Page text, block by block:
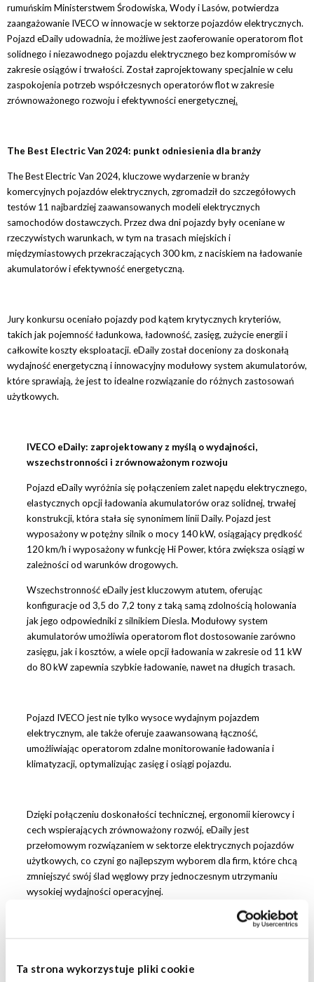
Ta strona wykorzystuje pliki cookie
rumuńskim Ministerstwem Środowiska, Wody i Lasów, potwierdza
zaangażowanie IVECO w innowacje w sektorze pojazdów elektrycznych.
Pojazd eDaily udowadnia, że możliwe jest zaoferowanie operatorom flot
solidnego i niezawodnego pojazdu elektrycznego bez kompromisów w
zakresie osiągów i trwałości. Został zaprojektowany specjalnie w celu
zaspokojenia potrzeb współczesnych operatorów flot w zakresie
zrównoważonego rozwoju i efektywności energetycznej.
The Best Electric Van 2024: punkt odniesienia dla branży
The Best Electric Van 2024, kluczowe wydarzenie w branży
komercyjnych pojazdów elektrycznych, zgromadził do szczegółowych
testów 11 najbardziej zaawansowanych modeli elektrycznych
samochodów dostawczych. Przez dwa dni pojazdy były oceniane w
rzeczywistych warunkach, w tym na trasach miejskich i
międzymiastowych przekraczających 300 km, z naciskiem na ładowanie
akumulatorów i efektywność energetyczną.
Jury konkursu oceniało pojazdy pod kątem krytycznych kryteriów,
takich jak pojemność ładunkowa, ładowność, zasięg, zużycie energii i
całkowite koszty eksploatacji. eDaily został doceniony za doskonałą
wydajność energetyczną i innowacyjny modułowy system akumulatorów,
które sprawiają, że jest to idealne rozwiązanie do różnych zastosowań
użytkowych.
IVECO eDaily: zaprojektowany z myślą o wydajności,
wszechstronności i zrównoważonym rozwoju
Pojazd eDaily wyróżnia się połączeniem zalet napędu elektrycznego,
elastycznych opcji ładowania akumulatorów oraz solidnej, trwałej
konstrukcji, która stała się synonimem linii Daily. Pojazd jest
wyposażony w potężny silnik o mocy 140 kW, osiągający prędkość
120 km/h i wyposażony w funkcję Hi Power, która zwiększa osiągi w
zależności od warunków drogowych.
Wszechstronność eDaily jest kluczowym atutem, oferując
konfiguracje od 3,5 do 7,2 tony z taką samą zdolnością holowania
jak jego odpowiedniki z silnikiem Diesla. Modułowy system
akumulatorów umożliwia operatorom flot dostosowanie zarówno
zasięgu, jak i kosztów, a wiele opcji ładowania w zakresie od 11 kW
do 80 kW zapewnia szybkie ładowanie, nawet na długich trasach.
Pojazd IVECO jest nie tylko wysoce wydajnym pojazdem
elektrycznym, ale także oferuje zaawansowaną łączność,
umożliwiając operatorom zdalne monitorowanie ładowania i
klimatyzacji, optymalizując zasięg i osiągi pojazdu.
Dzięki połączeniu doskonałości technicznej, ergonomii kierowcy i
cech wspierających zrównoważony rozwój, eDaily jest
przełomowym rozwiązaniem w sektorze elektrycznych pojazdów
użytkowych, co czyni go najlepszym wyborem dla firm, które chcą
zmniejszyć swój ślad węglowy przy jednoczesnym utrzymaniu
wysokiej wydajności operacyjnej.
IVECO